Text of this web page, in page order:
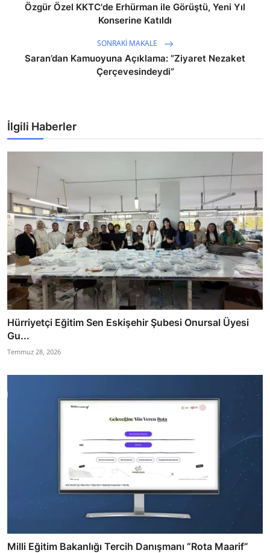
Özgür Özel KKTC'de Erhürman ile Görüştü, Yeni Yıl
Konserine Katıldı
SONRAKI MAKALE
Saran’dan Kamuoyuna Açıklama: “Ziyaret Nezaket
Çerçevesindeydi”
İlgili Haberler
Hürriyetçi Eğitim Sen Eskişehir Şubesi Onursal Üyesi
Gu...
Temmuz 28, 2026
Milli Eğitim Bakanlığı Tercih Danışmanı “Rota Maarif”